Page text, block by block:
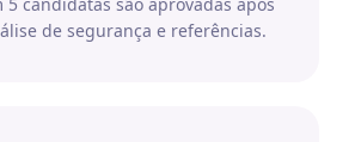
de segurança e referências.